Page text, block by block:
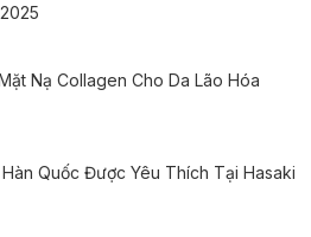
Nạ Collagen Cho Da Lão Hóa
Hàn Quốc Được Yêu Thích Tại Hasaki